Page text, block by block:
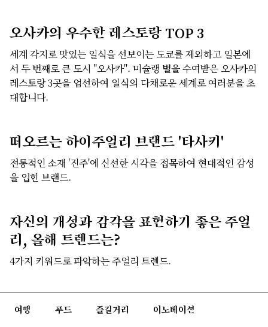
오사카의 우수한 레스토랑 TOP 3
세계 각지로 맛있는 일식을 선보이는 도쿄를 제외하고 일본에
서 두 번째로 큰 도시 "오사카". 미슐랭 별을 수여받은 오사카의
레스토랑 3곳을 엄선하여 일식의 다채로운 세계로 여러분을 초
대합니다.
떠오르는 하이주얼리 브랜드 '타사키'
전통적인 소재 '진주'에 신선한 시각을 접목하여 현대적인 감성
을 입힌 브랜드.
자신의 개성과 감각을 표현하기 좋은 주얼
리, 올해 트렌드는?
4가지 키워드로 파악하는 주얼리 트렌드.
여행 푸드 즐길거리 이노베이션